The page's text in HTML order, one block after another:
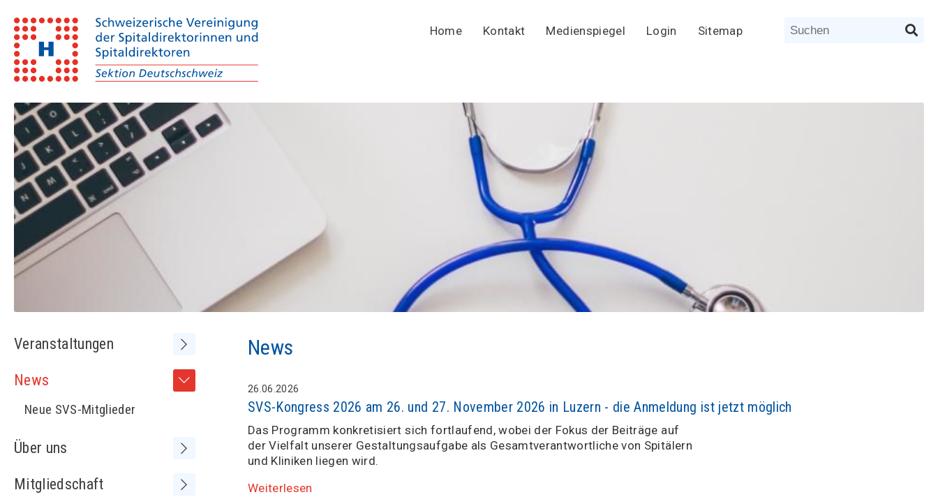
Home Kontakt Medienspiegel Login Sitemap
Veranstaltungen
Frühere Kongresse /
Tagungen
News
Neue SVS-Mitglieder
Über uns
Vorstand
Mitgliedschaft
News
26.06.2026
SVS-Kongress 2026 am 26. und 27. November 2026 in Luzern - die Anmeldung ist jetzt möglich
Das Programm konkretisiert sich fortlaufend, wobei der Fokus der Beiträge auf
der Vielfalt unserer Gestaltungsaufgabe als Gesamtverantwortliche von Spitälern
und Kliniken liegen wird.
Weiterlesen